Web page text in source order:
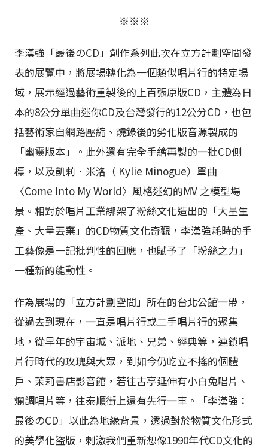
※※※
李漢強「最後のCD」創作系列此次在立方計劃空間發
表的展覽中，將展場轉化為一個類似唱片行的特定場
域，展示經過藝術重製後的上百張原版CD，主體為日
本的8公分單曲迷你CD及台灣發行的12公分CD，也包
括藝術家自網路壓縮、燒錄後的劣化版音源製成的
「幽靈版本」。此外還有完全手繪再製的一批CD側
標，以及凱莉．米洛（ Kylie Minogue）單曲
〈Come Into My World〉風格迷幻的MV 之模型場
景。相對於唱片工業綁架了粉絲文化造出的「大量生
產、大量丟棄」的CD物質文化奇觀，李漢強耗時的手
工藝像是一記批判性的回應，也賦予了「粉絲之力」
一種新的能動性。
作為展場的「立方計劃空間」所在的台北公館一帶，
從過去到現在，一直是唱片行或二手唱片行的聚集
地，從早年的宇宙城、派地、兄弟、經典等，連鎖唱
片行時代的玫瑰與大眾，到如今仍屹立不搖的個體
戶、茉莉書店影音館，若往古亭延伸有小白兔唱片、
爛調唱片等，往泰順街上還有先行一車。「李漢強：
最後のCD」以此為地緣背景，透過對於物質文化形式
的美學化盜版，刺激我們重新想像1990年代CD文化的